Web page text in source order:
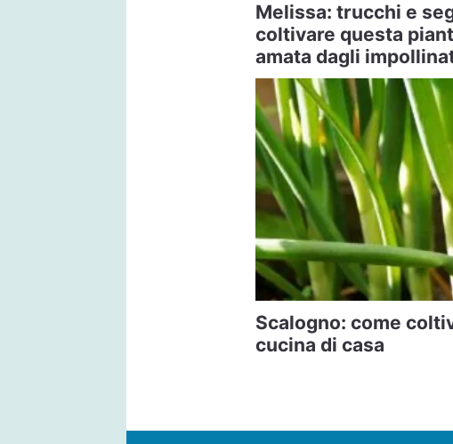
Melissa: trucchi e
coltivare questa
amata dagli
Scalogno: come
cucina di casa